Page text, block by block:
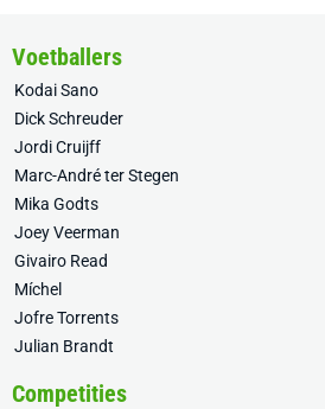
Voetballers
Kodai Sano
Dick Schreuder
Jordi Cruijff
Marc-André ter Stegen
Mika Godts
Joey Veerman
Givairo Read
Míchel
Jofre Torrents
Julian Brandt
Competities